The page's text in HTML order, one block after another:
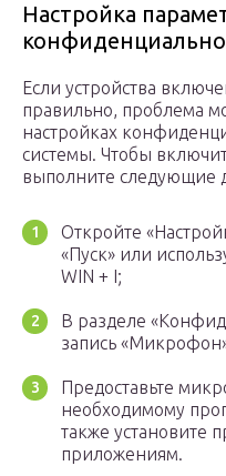
Настройка
Если устройства
правильно, проблема
настройках
системы. Чтобы
выполните следующие
Откройте
«Пуск» или
WIN + I;
В разделе
запись
Предоставьте
необходимому
также установите
приложениям.